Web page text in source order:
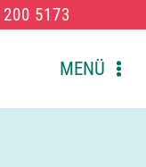
5173
MENÜ